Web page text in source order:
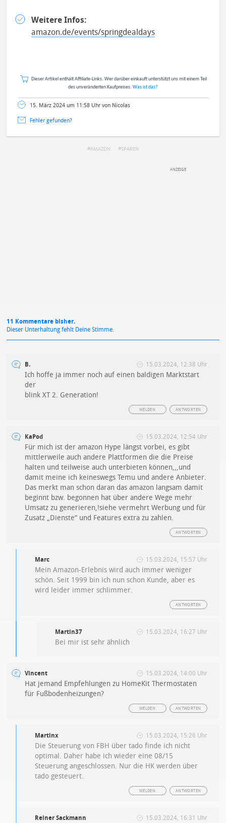
Weitere Infos:
amazon.de/events/springdealdays
Dieser Artikel enthält Affiliate-Links. Wer darüber einkauft unterstützt uns mit einem Teil
des unveränderten Kaufpreises. Was ist das?
15. März 2024 um 11:58 Uhr von Nicolas
Fehler gefunden?
AMAZON SPAREN
11 Kommentare bisher.
Dieser Unterhaltung fehlt Deine Stimme.
B. 15.03.2024, 12:38 Uhr
Ich hoffe ja immer noch auf einen baldigen Marktstart
der
blink XT 2. Generation!
ANTWORTEN
MELDEN
KaPod 15.03.2024, 12:54 Uhr
Für mich ist der amazon Hype längst vorbei, es gibt
mittlerweile auch andere Plattformen die die Preise
halten und teilweise auch unterbieten können,,,und
damit meine ich keineswegs Temu und andere Anbieter.
Das merkt man schon daran das amazon langsam damit
beginnt bzw. begonnen hat über andere Wege mehr
Umsatz zu generieren,!siehe vermehrt Werbung und für
Zusatz „Dienste“ und Features extra zu zahlen.
ANTWORTEN
Marc 15.03.2024, 15:57 Uhr
Mein Amazon-Erlebnis wird auch immer weniger
schön. Seit 1999 bin ich nun schon Kunde, aber es
wird leider immer schlimmer.
ANTWORTEN
Martin37 15.03.2024, 16:27 Uhr
Bei mir ist sehr ähnlich
Vincent 15.03.2024, 14:00 Uhr
Hat jemand Empfehlungen zu HomeKit Thermostaten
für Fußbodenheizungen?
ANTWORTEN
MELDEN
Martinx 15.03.2024, 15:26 Uhr
Die Steuerung von FBH über tado finde ich nicht
optimal. Daher habe ich wieder eine 08/15
Steuerung angeschlossen. Nur die HK werden über
tado gesteuert.
ANTWORTEN
MELDEN
Reiner Sackmann 15.03.2024, 16:31 Uhr